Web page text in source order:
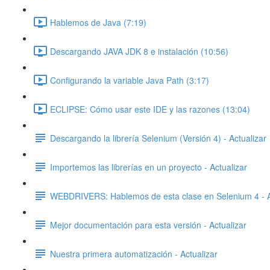
Hablemos de Java (7:19)
Descargando JAVA JDK 8 e instalación (10:56)
Configurando la variable Java Path (3:17)
ECLIPSE: Cómo usar este IDE y las razones (13:04)
Descargando la librería Selenium (Versión 4) - Actualizar
Importemos las librerías en un proyecto - Actualizar
WEBDRIVERS: Hablemos de esta clase en Selenium 4 -
Mejor documentación para esta versión - Actualizar
Nuestra primera automatización - Actualizar